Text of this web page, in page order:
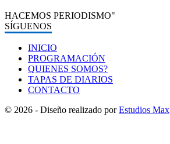
HACEMOS PERIODISMO"
SÍGUENOS
INICIO
PROGRAMACIÓN
QUIENES SOMOS?
TAPAS DE DIARIOS
CONTACTO
© 2026 - Diseño realizado porEstudios Max